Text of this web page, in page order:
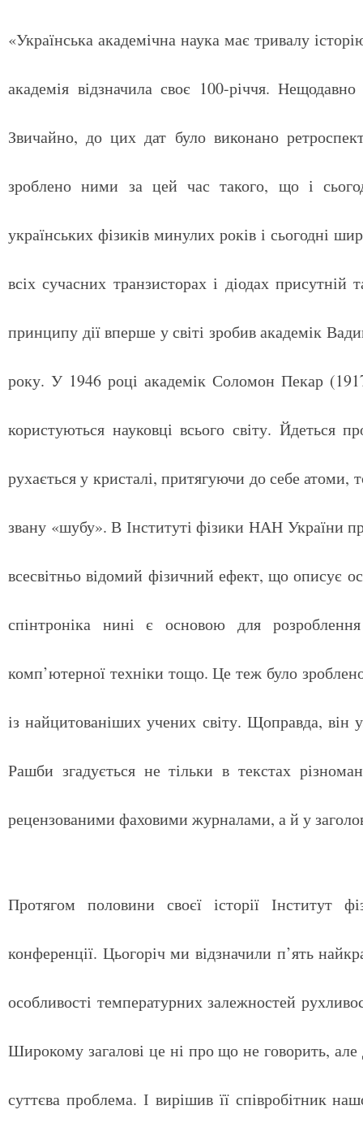
«Українська академічна наука має тривалу
академія відзначила своє 100-річчя.
Звичайно, до цих дат було виконано
зроблено ними за цей час такого, що і
українських фізиків минулих років і сьогодні
всіх сучасних транзисторах і діодах
принципу дії вперше у світі зробив академік
року. У 1946 році академік Соломон Пекар
користуються науковці всього світу. Йдеться
рухається у кристалі, притягуючи до себе атоми,
звану «шубу». В Інституті фізики НАН України
всесвітньо відомий фізичний ефект, що описує
спінтроніка нині є основою для
комп’ютерної техніки тощо. Це теж було
із найцитованіших учених світу. Щоправда,
Рашби згадується не тільки в текстах
рецензованими фаховими журналами, а й у
Протягом половини своєї історії Інститут
конференції. Цьогоріч ми відзначили п’ять
особливості температурних залежностей
Широкому загалові це ні про що не говорить, але
суттєва проблема. І вирішив її співробітник